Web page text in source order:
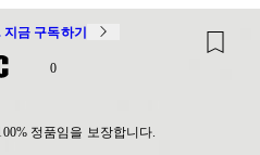
지금 구독하기
0
정품임을 보장합니다.